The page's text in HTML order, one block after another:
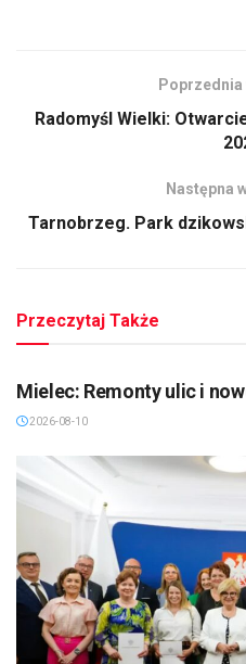
Radomyśl Wielki:
Następna
Tarnobrzeg. Park
Przeczytaj Także
MIELEC/DĘBICA/KOLBUSZOWA
Mielec: Remonty ulic i
2026-08-10